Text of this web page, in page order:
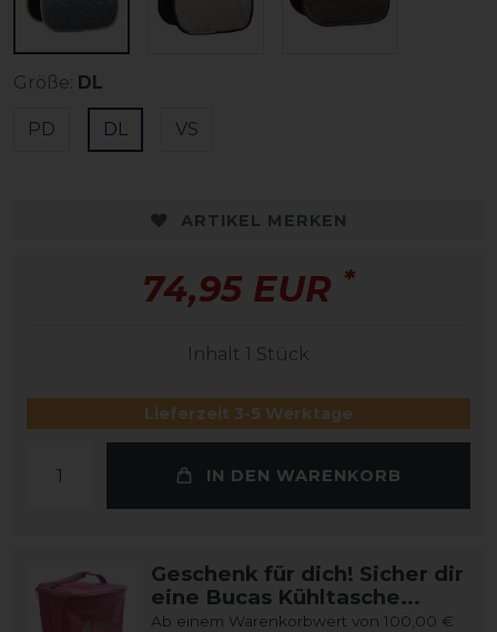
Größe: DL
PD DL VS
ARTIKEL MERKEN
74,95 EUR *
Inhalt 1 Stück
Lieferzeit 3-5 Werktage
IN DEN WARENKORB
Geschenk für dich! Sicher dir
eine Bucas Kühltasche...
Ab einem Warenkorbwert von 100,00 €